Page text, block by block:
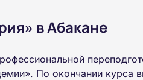
в Абакане
По окончании курса